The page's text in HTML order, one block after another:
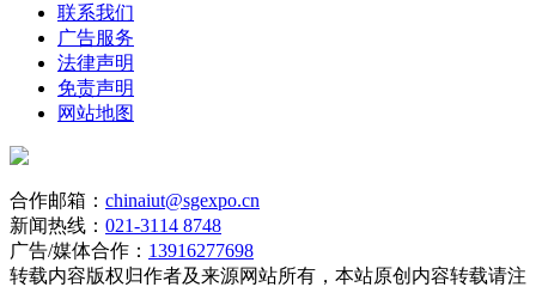
联系我们
广告服务
法律声明
免责声明
网站地图
合作邮箱： chinaiut@sgexpo.cn
新闻热线： 021-3114 8748
广告/媒体合作： 13916277698
转载内容版权归作者及来源网站所有，本站原创内容转载请注